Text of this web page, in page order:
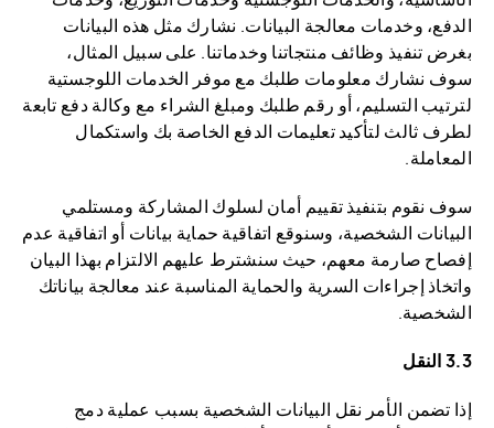
الدفع، وخدمات معالجة البيانات. نشارك مثل هذه البيانات
بغرض تنفيذ وظائف منتجاتنا وخدماتنا. على سبيل المثال،
سوف نشارك معلومات طلبك مع موفر الخدمات اللوجستية
لترتيب التسليم، أو رقم طلبك ومبلغ الشراء مع وكالة دفع تابعة
لطرف ثالث لتأكيد تعليمات الدفع الخاصة بك واستكمال
المعاملة.
سوف نقوم بتنفيذ تقييم أمان لسلوك المشاركة ومستلمي
البيانات الشخصية، وسنوقع اتفاقية حماية بيانات أو اتفاقية عدم
إفصاح صارمة معهم، حيث سنشترط عليهم الالتزام بهذا البيان
واتخاذ إجراءات السرية والحماية المناسبة عند معالجة بياناتك
الشخصية.
3.3 النقل
إذا تضمن الأمر نقل البيانات الشخصية بسبب عملية دمج